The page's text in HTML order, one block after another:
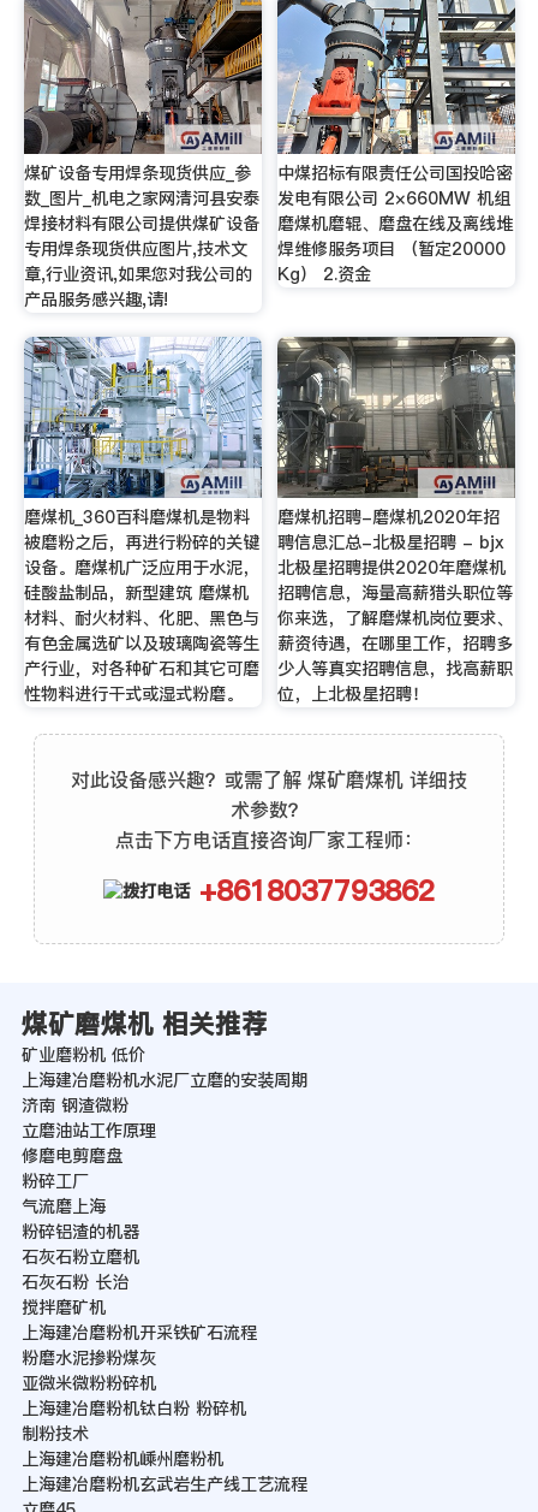
煤矿设备专用焊条现货供应_参
数_图片_机电之家网清河县安泰
焊接材料有限公司提供煤矿设备
专用焊条现货供应图片,技术文
章,行业资讯,如果您对我公司的
产品服务感兴趣,请!
中煤招标有限责任公司国投哈密
发电有限公司 2×660MW 机组
磨煤机磨辊、磨盘在线及离线堆
焊维修服务项目 （暂定20000
Kg） 2.资金
磨煤机_360百科磨煤机是物料
被磨粉之后，再进行粉碎的关键
设备。磨煤机广泛应用于水泥，
硅酸盐制品，新型建筑 磨煤机
材料、耐火材料、化肥、黑色与
有色金属选矿以及玻璃陶瓷等生
产行业，对各种矿石和其它可磨
性物料进行干式或湿式粉磨。
磨煤机招聘-磨煤机2020年招
聘信息汇总-北极星招聘 - bjx
北极星招聘提供2020年磨煤机
招聘信息，海量高薪猎头职位等
你来选，了解磨煤机岗位要求、
薪资待遇，在哪里工作，招聘多
少人等真实招聘信息，找高薪职
位，上北极星招聘！
对此设备感兴趣？或需了解 煤矿磨煤机 详细技
术参数？
点击下方电话直接咨询厂家工程师：
+8618037793862
煤矿磨煤机 相关推荐
矿业磨粉机 低价
上海建冶磨粉机水泥厂立磨的安装周期
济南 钢渣微粉
立磨油站工作原理
修磨电剪磨盘
粉碎工厂
气流磨上海
粉碎铝渣的机器
石灰石粉立磨机
石灰石粉 长治
搅拌磨矿机
上海建冶磨粉机开采铁矿石流程
粉磨水泥掺粉煤灰
亚微米微粉粉碎机
上海建冶磨粉机钛白粉 粉碎机
制粉技术
上海建冶磨粉机嵊州磨粉机
上海建冶磨粉机玄武岩生产线工艺流程